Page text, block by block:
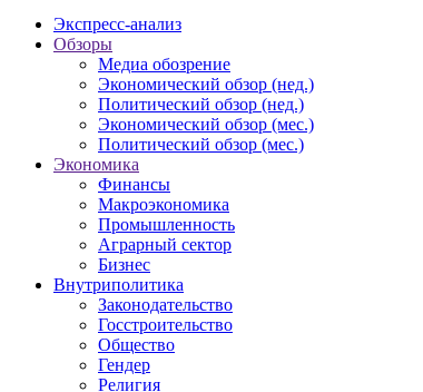
Экспресс-анализ
Обзоры
Медиа обозрение
Экономический обзор (нед.)
Политический обзор (нед.)
Экономический обзор (мес.)
Политический обзор (мес.)
Экономика
Финансы
Макроэкономика
Промышленность
Аграрный сектор
Бизнес
Внутриполитика
Законодательство
Госстроительство
Общество
Гендер
Религия